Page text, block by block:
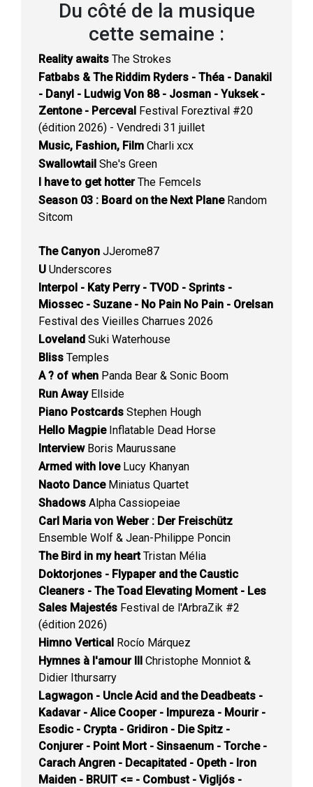
Du côté de la musique
cette semaine :
Reality awaits The Strokes
Fatbabs & The Riddim Ryders - Théa - Danakil
- Danyl - Ludwig Von 88 - Josman - Yuksek -
Zentone - Perceval Festival Foreztival #20
(édition 2026) - Vendredi 31 juillet
Music, Fashion, Film Charli xcx
Swallowtail She's Green
I have to get hotterThe Femcels
Season 03 : Board on the Next PlaneRandom
Sitcom
The Canyon JJerome87
U Underscores
Interpol - Katy Perry - TVOD - Sprints -
Miossec - Suzane - No Pain No Pain - Orelsan
Festival des Vieilles Charrues 2026
Loveland Suki Waterhouse
Bliss Temples
A ? of when Panda Bear & Sonic Boom
Run AwayEllside
Piano Postcards Stephen Hough
Hello MagpieInflatable Dead Horse
InterviewBoris Maurussane
Armed with loveLucy Khanyan
Naoto DanceMiniatus Quartet
Shadows Alpha Cassiopeiae
Carl Maria von Weber : Der Freischütz
Ensemble Wolf & Jean-Philippe Poncin
The Bird in my heartTristan Mélia
Doktorjones - Flypaper and the Caustic
Cleaners - The Toad Elevating Moment - Les
Sales Majestés Festival de l'ArbraZik #2
(édition 2026)
Himno Vertical Rocío Márquez
Hymnes à l'amour III Christophe Monniot &
Didier Ithursarry
Lagwagon - Uncle Acid and the Deadbeats -
Kadavar - Alice Cooper - Impureza - Mourir -
Esodic - Crypta - Gridiron - Die Spitz -
Conjurer - Point Mort - Sinsaenum - Torche -
Carach Angren - Decapitated - Opeth - Iron
Maiden - BRUIT <= - Combust - Vigljós -